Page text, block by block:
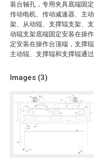
装台轴孔，专用夹具底端固
传动电机、传动减速器、主
架、从动辊、支撑辊支架、
动辊支架底端固定安装在操
定安装在操作台顶端，支撑
主动辊、支撑辊和支撑辊通
Images (3)